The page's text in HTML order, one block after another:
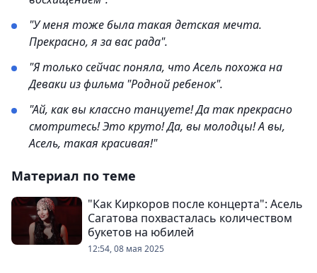
"У меня тоже была такая детская мечта.
Прекрасно, я за вас рада".
"Я только сейчас поняла, что Асель похожа на
Деваки из фильма "Родной ребенок".
"Ай, как вы классно танцуете! Да так прекрасно
смотритесь! Это круто! Да, вы молодцы! А вы,
Асель, такая красивая!"
Материал по теме
"Как Киркоров после концерта": Асель
Сагатова похвасталась количеством
букетов на юбилей
12:54, 08 мая 2025